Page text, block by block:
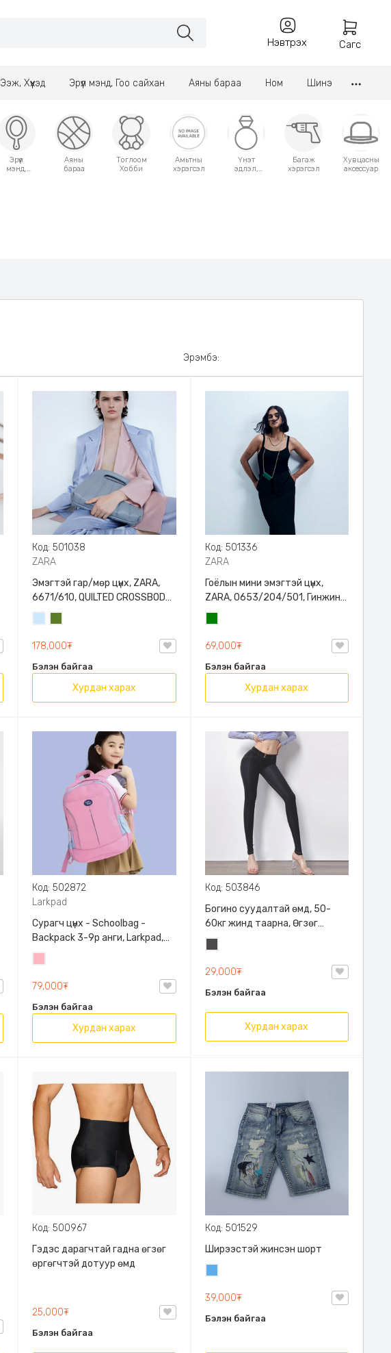
Нэвтрэх Сагс
Ээж, Хүүхэд Эрүүл мэнд, Гоо сайхан Аяны бараа Ном Шинэ
Эрүүл
мэнд,
Аяны
бараа
Тоглоом
Хобби
Амьтны
хэрэгсэл
Үнэт
эдлэл,
Багаж
хэрэгсэл
Хувцасны
аксессуар
Эрэмбэ:
Код: 501038
ZARA
Эмэгтэй гар/мөр цүнх, ZARA,
6671/610, QUILTED CROSSBODY
BAG WITH HANDLE
178,000₮
Бэлэн байгаа
Хурдан харах
Код: 501336
ZARA
Гоёлын мини эмэгтэй цүнх,
ZARA, 0653/204/501, Гинжин
оосортой, Дотроо тольтой
69,000₮
Бэлэн байгаа
Хурдан харах
Код: 502872
Larkpad
Сурагч цүнх - Schoolbag -
Backpack 3-9р анги, Larkpad,
9009-10128, Цацруулагчтай,
Олон тасалгаатай
79,000₮
Бэлэн байгаа
Хурдан харах
Код: 503846
Богино суудалтай өмд, 50-
60кг жинд таарна, Өгзөг
өргөгчтэй
29,000₮
Бэлэн байгаа
Хурдан харах
Код: 500967
Гэдэс дарагчтай гадна өгзөг
өргөгчтэй дотуур өмд
25,000₮
Бэлэн байгаа
Код: 501529
Ширээстэй жинсэн шорт
39,000₮
Бэлэн байгаа